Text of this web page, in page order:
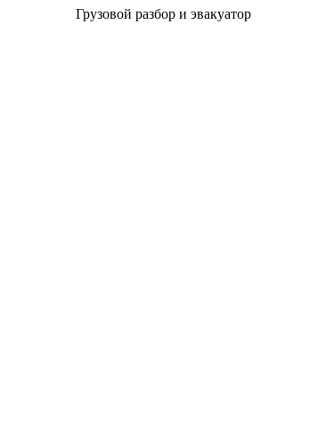
Грузовой разбор и эвакуатор